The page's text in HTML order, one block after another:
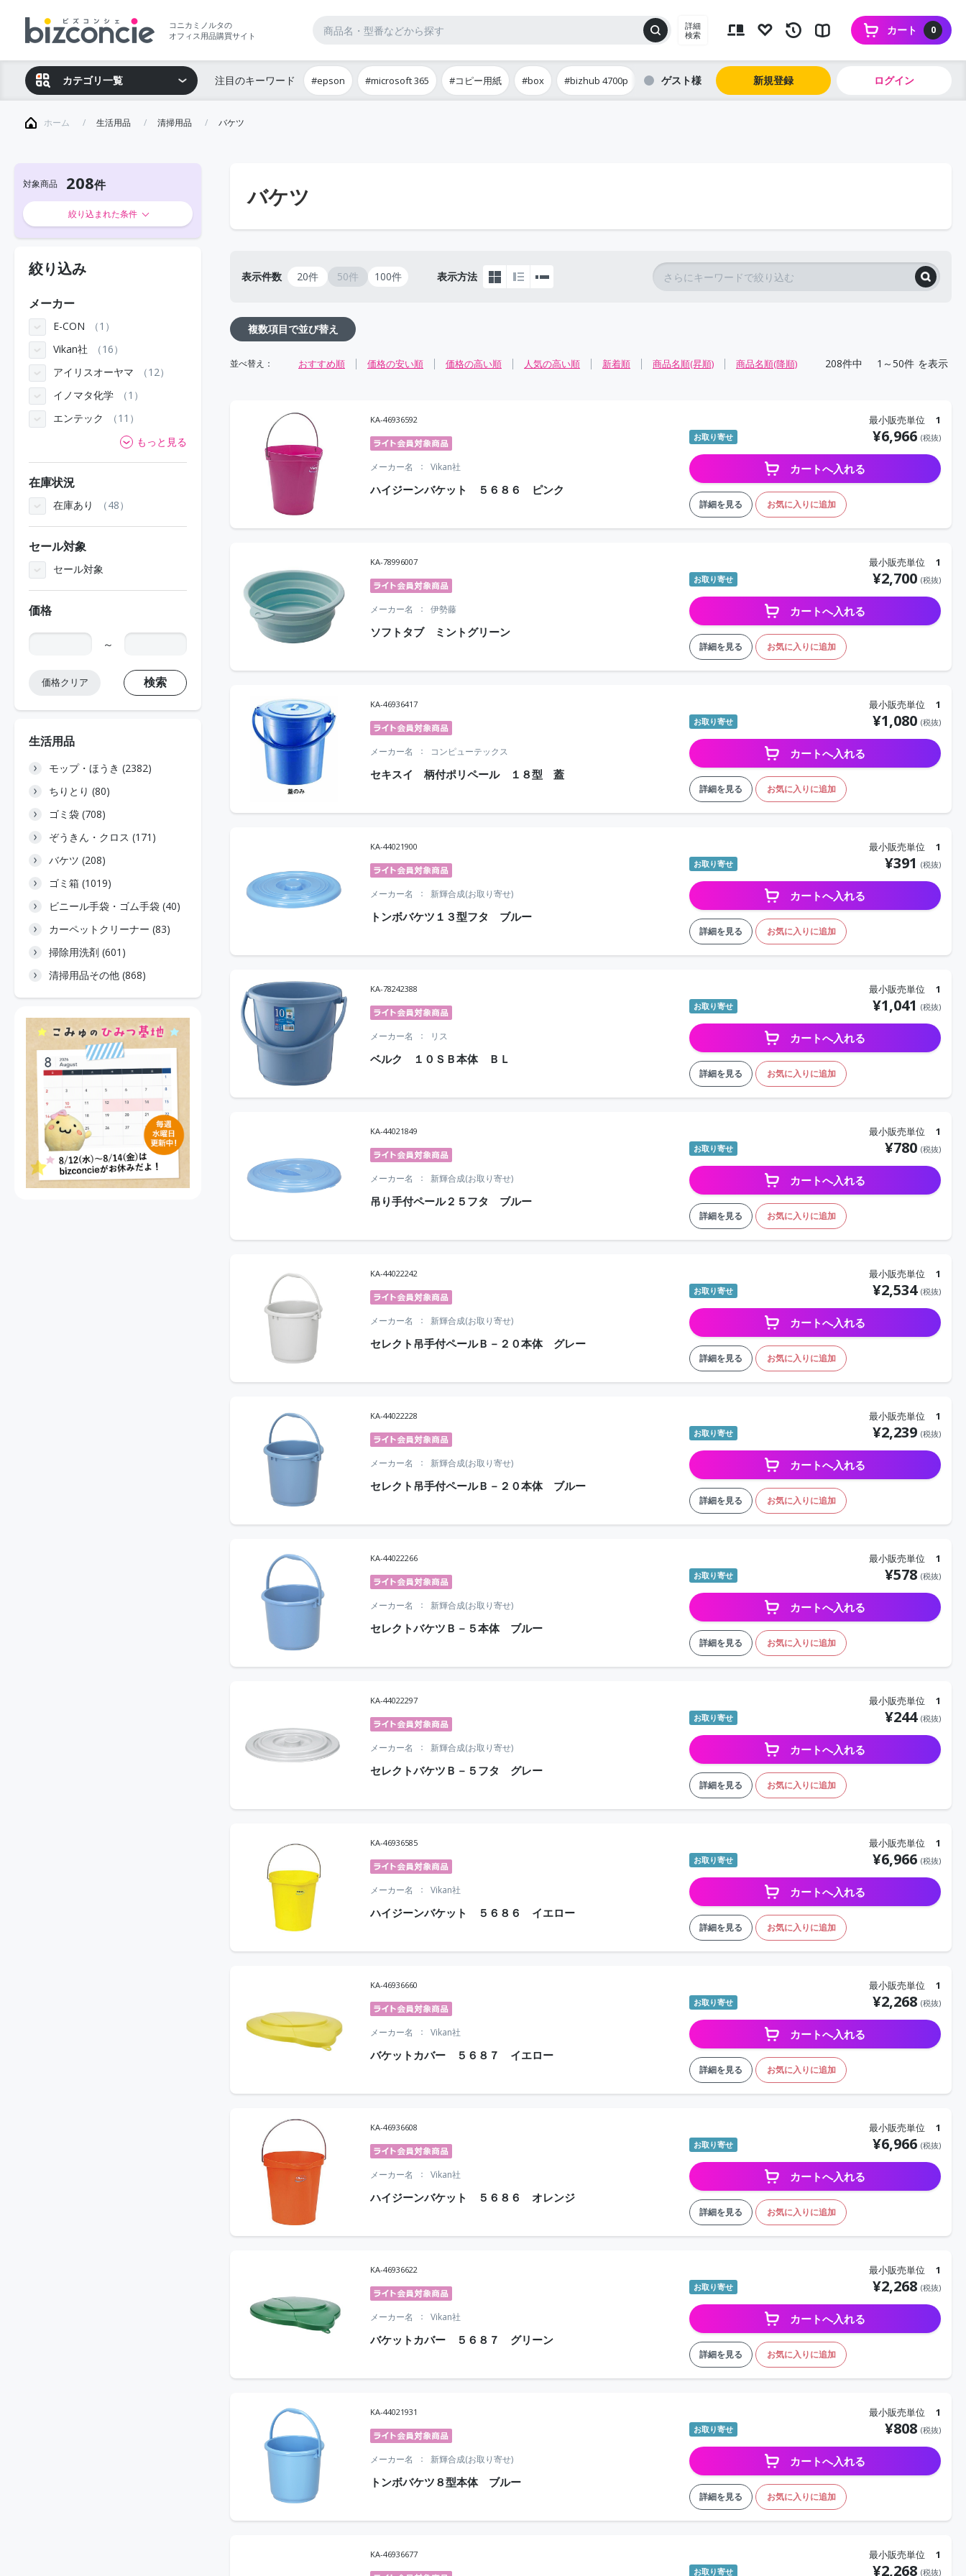
コニカミノルタの
オフィス用品購買サイト
詳細
検索
0
カート
カテゴリ一覧 注目のキーワード #epson #microsoft 365 #コピー用紙 #box #bizhub 4700p ゲスト 新規登録 ログイン
ホーム 生活用品 清掃用品 バケツ
バケツ
表示件数 20件 50件 100件 表示方法
複数項目で並び替え
並べ替え： おすすめ順 価格の安い順 価格の高い順 人気の高い順 新着順 商品名順(昇順) 商品名順(降順) 208件中 1～50件 を表示
KA-46936592
ハイジーンバケット ５６８６ ピンク
メーカー名 Vikan社
最小販売単位 1
お取り寄せ ¥6,966 (税抜)
カートへ入れる
詳細を見る お気に入りに追加
KA-78996007
ソフトタブ ミントグリーン
メーカー名 伊勢藤
最小販売単位 1
お取り寄せ ¥2,700 (税抜)
カートへ入れる
詳細を見る お気に入りに追加
KA-46936417
セキスイ 柄付ポリペール １８型 蓋
メーカー名 コンピューテックス
最小販売単位 1
お取り寄せ ¥1,080 (税抜)
カートへ入れる
詳細を見る お気に入りに追加
KA-44021900
トンボバケツ１３型フタ ブルー
メーカー名 新輝合成(お取り寄せ)
最小販売単位 1
お取り寄せ ¥391 (税抜)
カートへ入れる
詳細を見る お気に入りに追加
KA-78242388
ベルク １０ＳＢ本体 ＢＬ
メーカー名 リス
最小販売単位 1
お取り寄せ ¥1,041 (税抜)
カートへ入れる
詳細を見る お気に入りに追加
KA-44021849
吊り手付ペール２５フタ ブルー
メーカー名 新輝合成(お取り寄せ)
最小販売単位 1
お取り寄せ ¥780 (税抜)
カートへ入れる
詳細を見る お気に入りに追加
KA-44022242
セレクト吊手付ペールＢ－２０本体 グレー
メーカー名 新輝合成(お取り寄せ)
最小販売単位 1
お取り寄せ ¥2,534 (税抜)
カートへ入れる
詳細を見る お気に入りに追加
KA-44022228
セレクト吊手付ペールＢ－２０本体 ブルー
メーカー名 新輝合成(お取り寄せ)
最小販売単位 1
お取り寄せ ¥2,239 (税抜)
カートへ入れる
詳細を見る お気に入りに追加
KA-44022266
セレクトバケツＢ－５本体 ブルー
メーカー名 新輝合成(お取り寄せ)
最小販売単位 1
お取り寄せ ¥578 (税抜)
カートへ入れる
詳細を見る お気に入りに追加
KA-44022297
セレクトバケツＢ－５フタ グレー
メーカー名 新輝合成(お取り寄せ)
最小販売単位 1
お取り寄せ ¥244 (税抜)
カートへ入れる
詳細を見る お気に入りに追加
KA-46936585
ハイジーンバケット ５６８６ イエロー
メーカー名 Vikan社
最小販売単位 1
お取り寄せ ¥6,966 (税抜)
カートへ入れる
詳細を見る お気に入りに追加
KA-46936660
バケットカバー ５６８７ イエロー
メーカー名 Vikan社
最小販売単位 1
お取り寄せ ¥2,268 (税抜)
カートへ入れる
詳細を見る お気に入りに追加
KA-46936608
ハイジーンバケット ５６８６ オレンジ
メーカー名 Vikan社
最小販売単位 1
お取り寄せ ¥6,966 (税抜)
カートへ入れる
詳細を見る お気に入りに追加
KA-46936622
バケットカバー ５６８７ グリーン
メーカー名 Vikan社
最小販売単位 1
お取り寄せ ¥2,268 (税抜)
カートへ入れる
詳細を見る お気に入りに追加
KA-44021931
トンボバケツ８型本体 ブルー
メーカー名 新輝合成(お取り寄せ)
最小販売単位 1
お取り寄せ ¥808 (税抜)
カートへ入れる
詳細を見る お気に入りに追加
KA-46936677 最小販売単位 1
お取り寄せ ¥2,268 (税抜)
対象商品 208
絞り込まれた条件
絞り込み
メーカー
E-CON
1
Vikan社
16
アイリスオーヤマ
12
イノマタ化学
1
エンテック
11
もっと見る
在庫状況
在庫あり 48
セール対象
セール対象
価格
～
価格クリア 検索
生活用品
モップ・ほうき (2382)
ちりとり (80)
ゴミ袋 (708)
ぞうきん・クロス (171)
バケツ (208)
ゴミ箱 (1019)
ビニール手袋・ゴム手袋 (40)
カーペットクリーナー (83)
掃除用洗剤 (601)
清掃用品その他 (868)